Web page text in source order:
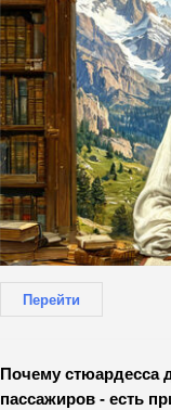
Перейти
Почему стюардесса
пассажиров - есть